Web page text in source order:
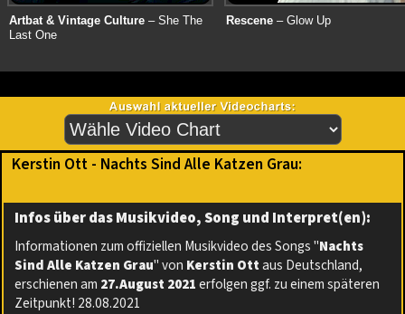
Artbat & Vintage Culture – She The
Last One
Rescene – Glow Up
Kerstin Ott - Nachts Sind Alle Katzen Grau:
Infos über das Musikvideo, Song und Interpret(en):
Informationen zum offiziellen Musikvideo des Songs "Nachts
Sind Alle Katzen Grau" von Kerstin Ottaus Deutschland,
erschienen am 27.August 2021erfolgen ggf. zu einem späteren
Zeitpunkt! 28.08.2021